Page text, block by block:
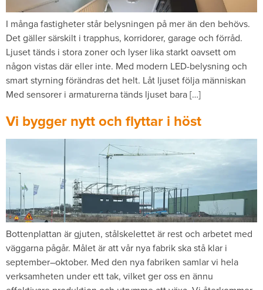
I många fastigheter står belysningen på mer än den behövs.
Det gäller särskilt i trapphus, korridorer, garage och förråd.
Ljuset tänds i stora zoner och lyser lika starkt oavsett om
någon vistas där eller inte. Med modern LED-belysning och
smart styrning förändras det helt. Låt ljuset följa människan
Med sensorer i armaturerna tänds ljuset bara […]
Vi bygger nytt och flyttar i höst
Bottenplattan är gjuten, stålskelettet är rest och arbetet med
väggarna pågår. Målet är att vår nya fabrik ska stå klar i
september–oktober. Med den nya fabriken samlar vi hela
verksamheten under ett tak, vilket ger oss en ännu